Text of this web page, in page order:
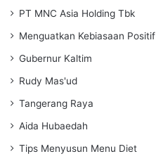
PT MNC Asia Holding Tbk
Menguatkan Kebiasaan Positif
Gubernur Kaltim
Rudy Mas'ud
Tangerang Raya
Aida Hubaedah
Tips Menyusun Menu Diet